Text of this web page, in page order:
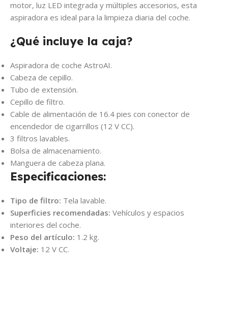
motor, luz LED integrada y múltiples accesorios, esta
aspiradora es ideal para la limpieza diaria del coche.
¿Qué incluye la caja?
Aspiradora de coche AstroAI.
Cabeza de cepillo.
Tubo de extensión.
Cepillo de filtro.
Cable de alimentación de 16.4 pies con conector de
encendedor de cigarrillos (12 V CC).
3 filtros lavables.
Bolsa de almacenamiento.
Manguera de cabeza plana.
Especificaciones:
Tipo de filtro: Tela lavable.
Superficies recomendadas: Vehículos y espacios
interiores del coche.
Peso del artículo: 1.2 kg.
Voltaje: 12 V CC.